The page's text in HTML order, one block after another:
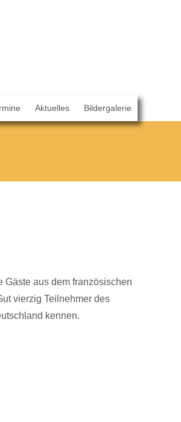
Aktuelles Bildergalerie
aus dem französischen
vierzig Teilnehmer des
kennen.